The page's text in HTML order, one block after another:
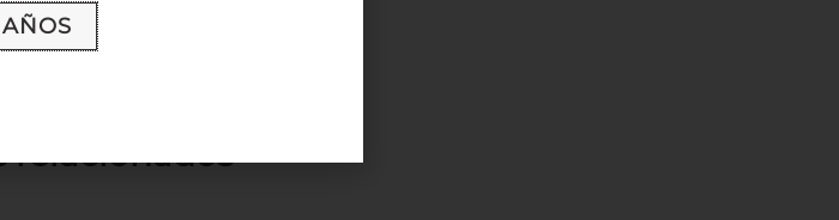
relacionados